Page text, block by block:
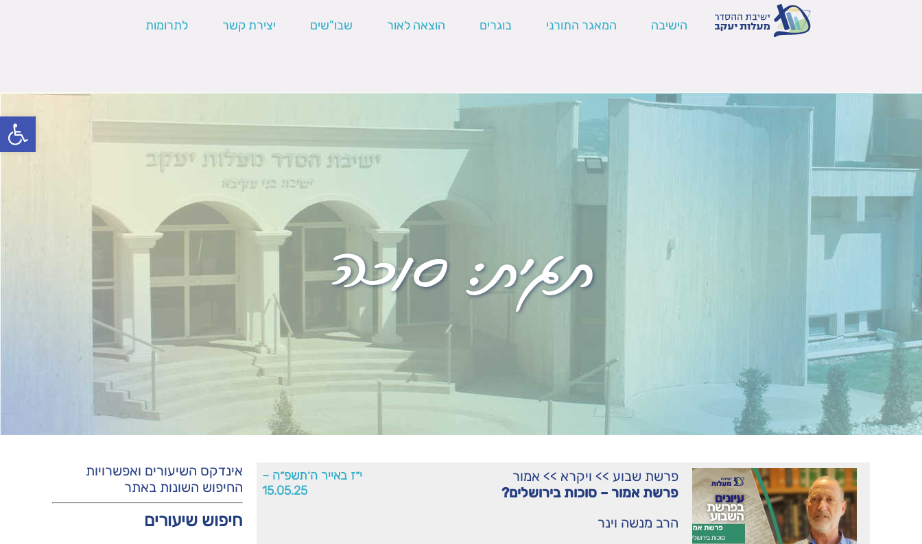
פתח
הישיבה המאגר התורני בוגרים הוצאה לאור שבו"שים יצירת קשר לתרומות
תגית:סוכה
פרשת שבוע >> ויקרא >> אמור
פרשת אמור – סוכות בירושלים?
הרב מנשה וינר
י״ז באייר ה׳תשפ״ה –
15.05.25
אינדקס השיעורים ואפשרויות
החיפוש השונות באתר
חיפוש שיעורים